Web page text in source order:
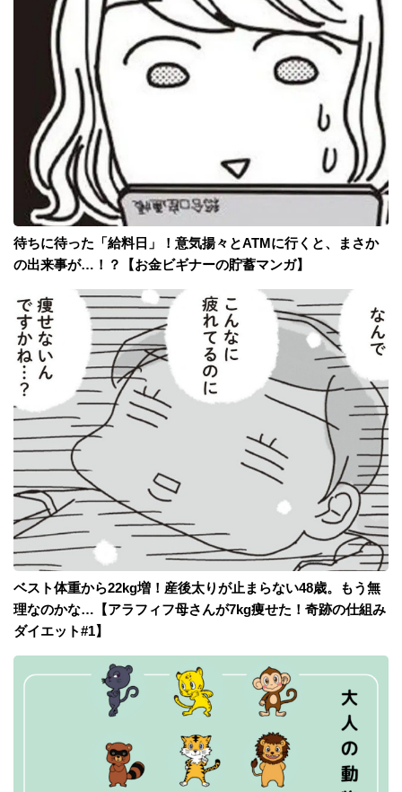
待ちに待った「給料日」！意気揚々とATMに行くと、まさか
の出来事が…！？【お金ビギナーの貯蓄マンガ】
ベスト体重から22kg増！産後太りが止まらない48歳。もう無
理なのかな…【アラフィフ母さんが7kg痩せた！奇跡の仕組み
ダイエット#1】